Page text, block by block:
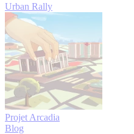
Urban Rally
Projet Arcadia
Blog